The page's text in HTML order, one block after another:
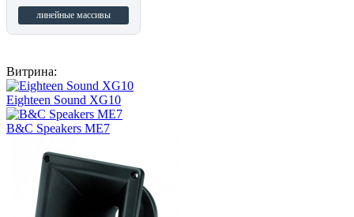
линейные массивы
Витрина:
Eighteen Sound XG10
B&C Speakers ME7